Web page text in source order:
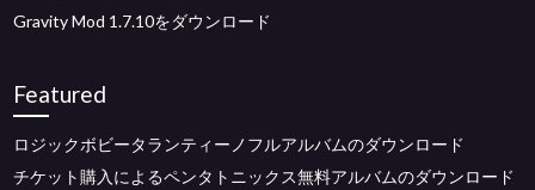
Gravity Mod 1.7.10をダウンロード
Featured
ロジックボビータランティーノフルアルバムのダウンロード
チケット購入によるペンタトニックス無料アルバムのダウンロード